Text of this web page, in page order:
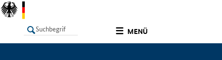
MENÜ